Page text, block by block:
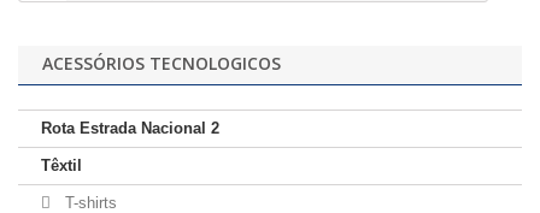
ACESSÓRIOS TECNOLOGICOS
Rota Estrada Nacional 2
Têxtil
T-shirts